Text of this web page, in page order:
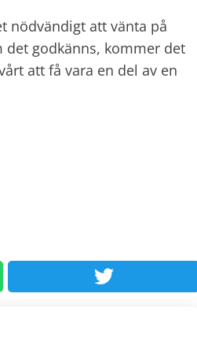
nödvändigt att vänta på
godkänns, kommer det
att få vara en del av en